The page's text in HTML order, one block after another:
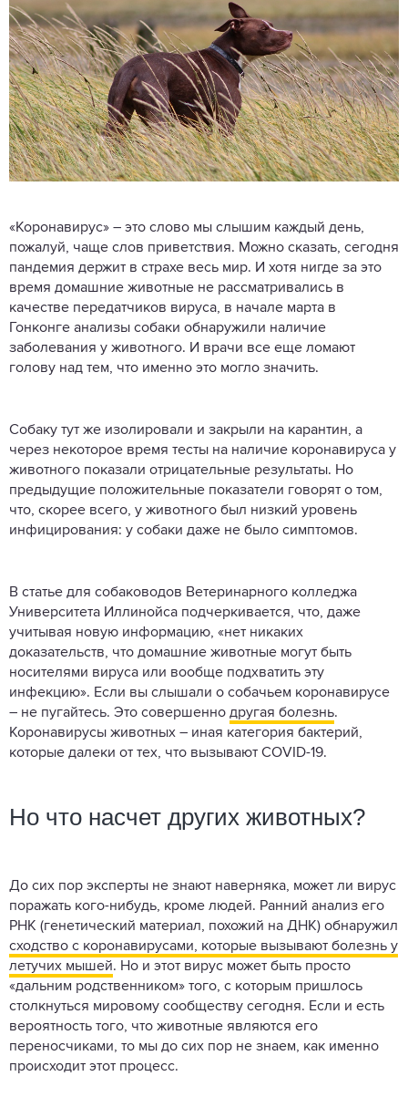
«Коронавирус» – это слово мы слышим каждый день,
пожалуй, чаще слов приветствия. Можно сказать, сегодня
пандемия держит в страхе весь мир. И хотя нигде за это
время домашние животные не рассматривались в
качестве передатчиков вируса, в начале марта в
Гонконге анализы собаки обнаружили наличие
заболевания у животного. И врачи все еще ломают
голову над тем, что именно это могло значить.
Собаку тут же изолировали и закрыли на карантин, а
через некоторое время тесты на наличие коронавируса у
животного показали отрицательные результаты. Но
предыдущие положительные показатели говорят о том,
что, скорее всего, у животного был низкий уровень
инфицирования: у собаки даже не было симптомов.
В статье для собаководов Ветеринарного колледжа
Университета Иллинойса подчеркивается, что, даже
учитывая новую информацию, «нет никаких
доказательств, что домашние животные могут быть
носителями вируса или вообще подхватить эту
инфекцию». Если вы слышали о собачьем коронавирусе
– не пугайтесь. Это совершенно другая болезнь.
Коронавирусы животных – иная категория бактерий,
которые далеки от тех, что вызывают COVID-19.
Но что насчет других животных?
До сих пор эксперты не знают наверняка, может ли вирус
поражать кого-нибудь, кроме людей. Ранний анализ его
РНК (генетический материал, похожий на ДНК) обнаружил
сходство с коронавирусами, которые вызывают болезнь у
летучих мышей. Но и этот вирус может быть просто
«дальним родственником» того, с которым пришлось
столкнуться мировому сообществу сегодня. Если и есть
вероятность того, что животные являются его
переносчиками, то мы до сих пор не знаем, как именно
происходит этот процесс.